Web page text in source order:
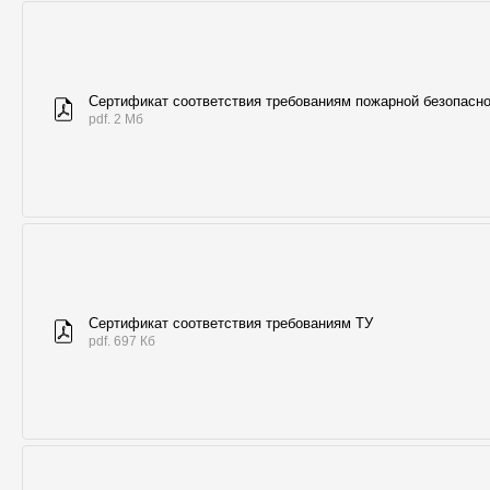
Сертификат соответствия требованиям пожарной
pdf. 2 Мб
Сертификат соответствия требованиям ТУ
pdf. 697 Кб